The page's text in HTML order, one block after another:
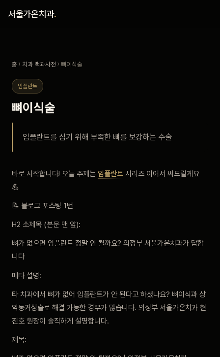
서울가온치과.
진료 안내
예약 안내
블로그
치과 백과사전
자주 묻는 질문
홈 › 치과 백과사전 › 뼈이식술
임플란트
뼈이식술
임플란트를 심기 위해 부족한 뼈를 보강하는 수술
바로 시작합니다! 오늘 주제는 임플란트 시리즈 이어서 써드릴게요
💪
📝 블로그 포스팅 1번
H2 소제목 (본문 맨 앞):
뼈가 없으면 임플란트 정말 안 될까요? 의정부 서울가온치과가 답합
니다
메타 설명:
타 치과에서 뼈가 없어 임플란트가 안 된다고 하셨나요? 뼈이식과 상
악동거상술로 해결 가능한 경우가 많습니다. 의정부 서울가온치과 현
진호 원장이 솔직하게 설명합니다.
제목: